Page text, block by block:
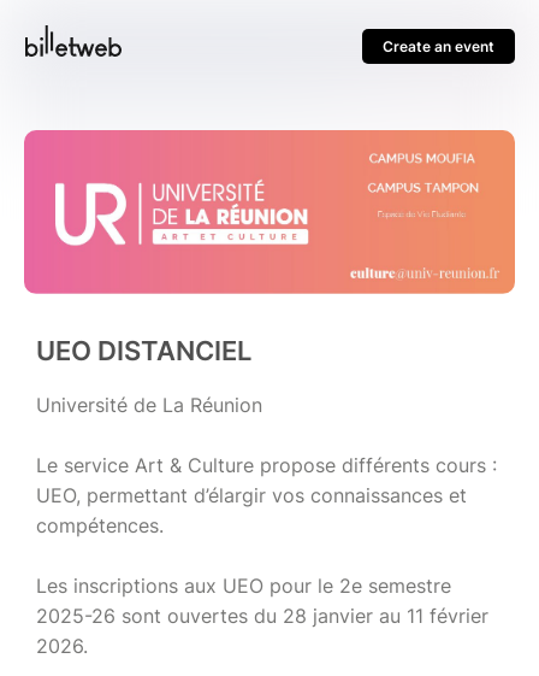
Create an event
UEO DISTANCIEL
Université de La Réunion
Le service Art & Culture propose différents cours :
UEO, permettant d’élargir vos connaissances et
compétences.
Les inscriptions aux UEO pour le 2e semestre
2025-26 sont ouvertes du 28 janvier au 11 février
2026.